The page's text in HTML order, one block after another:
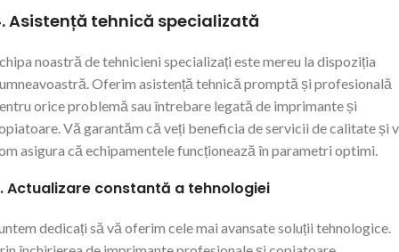
Asistență tehnică specializată
noastră de tehnicieni specializați este mereu la dispoziția
Oferim asistență tehnică promptă și profesională
orice problemă sau întrebare legată de imprimante și
Vă garantăm că veți beneficia de servicii de calitate și
asigura că echipamentele funcționează în parametri optimi.
Actualizare constantă a tehnologiei
dedicați să vă oferim cele mai avansate soluții tehnologice.